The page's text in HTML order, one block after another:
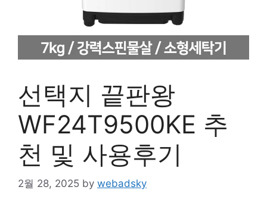
선택지 끝판왕
WF24T9500KE 추
천 및 사용후기
2월 28, 2025 by webadsky